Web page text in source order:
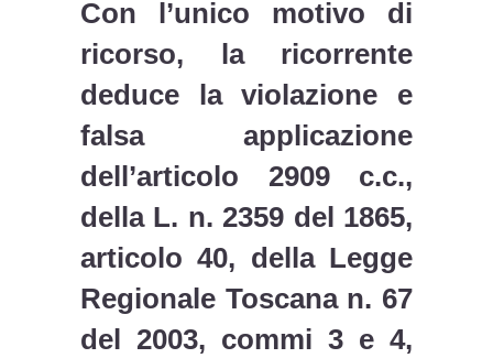
Con l’unico motivo di
ricorso, la ricorrente
deduce la violazione e
falsa applicazione
dell’articolo 2909 c.c.,
della L. n. 2359 del 1865,
articolo 40, della Legge
Regionale Toscana n. 67
del 2003, commi 3 e 4,